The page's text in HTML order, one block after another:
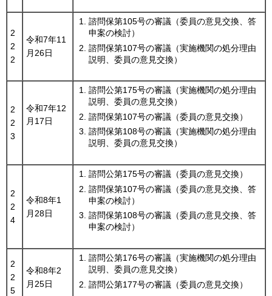
2
2
2
令和7年11
月26日
諮問保第105号の審議（委員の意見交換、答
申案の検討）
諮問保第107号の審議（実施機関の処分理由
説明、委員の意見交換）
2
2
3
令和7年12
月17日
諮問公第175号の審議（実施機関の処分理由
説明、委員の意見交換）
諮問保第107号の審議（委員の意見交換）
諮問保第108号の審議（実施機関の処分理由
説明、委員の意見交換）
2
2
4
令和8年1
月28日
諮問公第175号の審議（委員の意見交換）
諮問保第107号の審議（委員の意見交換、答
申案の検討）
諮問保第108号の審議（委員の意見交換、答
申案の検討）
2
2
5
令和8年2
月25日
諮問公第176号の審議（実施機関の処分理由
説明、委員の意見交換）
諮問公第177号の審議（委員の意見交換）